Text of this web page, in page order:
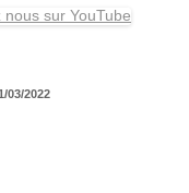
03/2022